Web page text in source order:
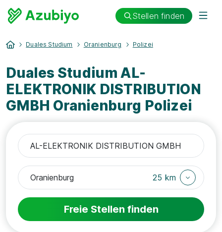
Stellen finden
Duales Studium Oranienburg Polizei
Duales Studium AL-
ELEKTRONIK DISTRIBUTION
GMBH Oranienburg Polizei
25 km
Freie Stellen finden